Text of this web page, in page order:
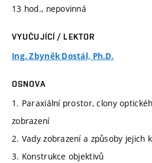
13 hod., nepovinná
VYUČUJÍCÍ / LEKTOR
Ing. Zbyněk Dostál, Ph.D.
OSNOVA
1. Paraxiální prostor, clony
zobrazení
2. Vady zobrazení a způsoby jejich
3. Konstrukce objektivů